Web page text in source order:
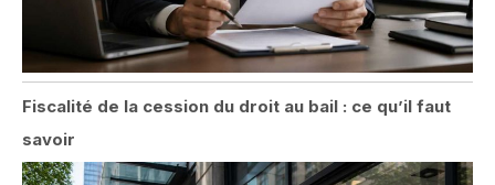
Fiscalité de la cession du droit au bail : ce qu’il faut
savoir